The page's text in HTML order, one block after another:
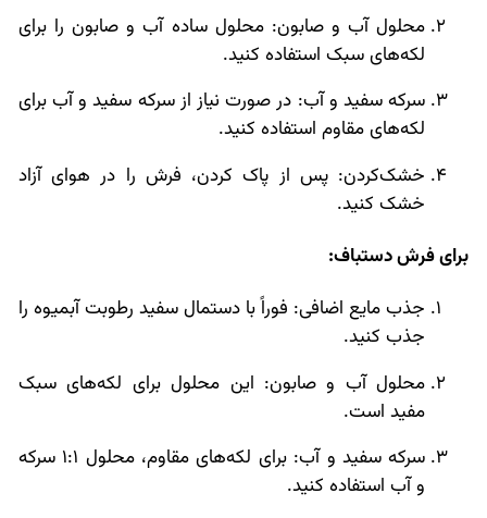
محلول آب و صابون: محلول ساده آب و صابون را برای
لکه‌های سبک استفاده کنید.
سرکه سفید و آب: در صورت نیاز از سرکه سفید و آب برای
لکه‌های مقاوم استفاده کنید.
خشک‌کردن: پس از پاک کردن، فرش را در هوای آزاد
خشک کنید.
برای فرش دستباف:
جذب مایع اضافی: فوراً با دستمال سفید رطوبت آبمیوه را
جذب کنید.
محلول آب و صابون: این محلول برای لکه‌های سبک
مفید است.
سرکه سفید و آب: برای لکه‌های مقاوم، محلول 1:1 سرکه
و آب استفاده کنید.